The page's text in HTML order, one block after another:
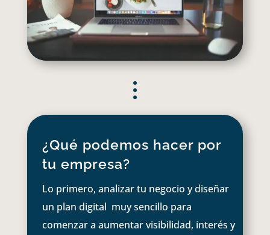
¿Qué podemos hacer por
tu empresa?
Lo primero, analizar tu negocio y diseñar
un plan digital muy sencillo para
comenzar a aumentar visibilidad, interés y